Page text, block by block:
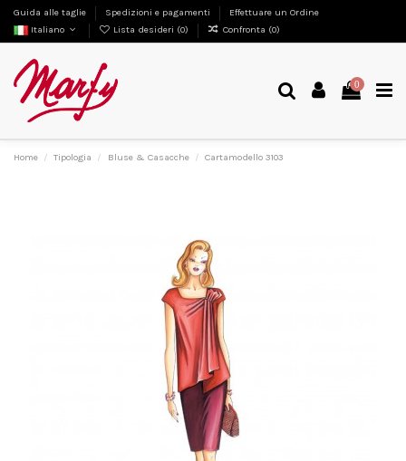
Guida alle taglie Spedizioni e pagamenti
Effettuare un Ordine
Italiano
Lista desideri (0) Confronta (0)
0
Home Tipologia Bluse & Casacche Cartamodello 3103